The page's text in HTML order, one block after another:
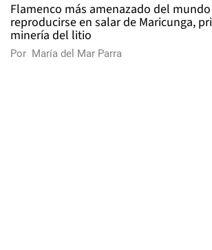
Flamenco más amenazado del
reproducirse en salar de Maricunga,
minería del litio
Por María del Mar Parra